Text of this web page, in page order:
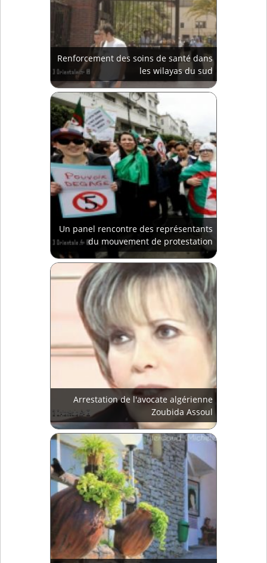
Renforcement des soins de santé dans
les wilayas du sud
Un panel rencontre des représentants
du mouvement de protestation
Arrestation de l'avocate algérienne
Zoubida Assoul